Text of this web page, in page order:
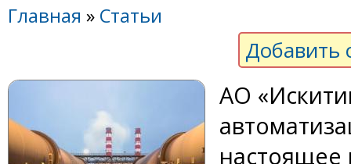
Главная » Статьи
Добавить
АО
настоящее